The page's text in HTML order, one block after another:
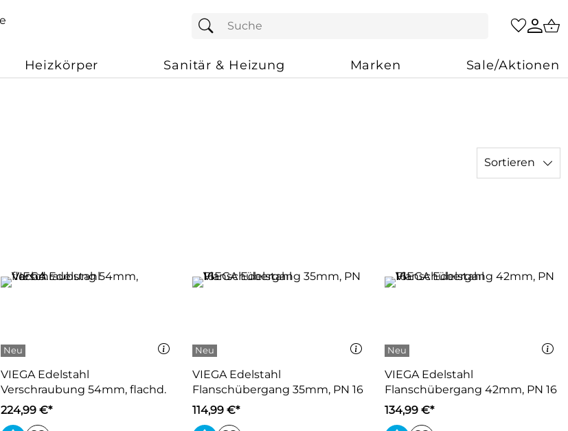
Heizkörper Sanitär & Heizung Marken Sale/Aktionen
Sortieren
VIEGA Edelstahl
Verschraubung 54mm, flachd.
224,99 €*
VIEGA Edelstahl
Flanschübergang 35mm, PN 16
114,99 €*
VIEGA Edelstahl
Flanschübergang 42mm, PN 16
134,99 €*